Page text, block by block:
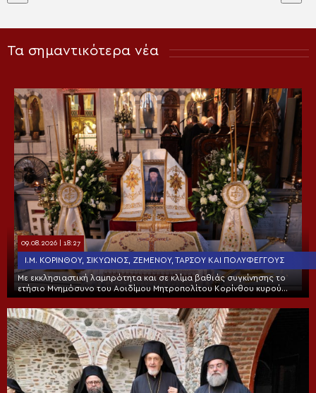
Τα σημαντικότερα νέα
09.08.2026 | 18:27
Ι.Μ. ΚΟΡΊΝΘΟΥ, ΣΙΚΥΏΝΟΣ, ΖΕΜΕΝΟΎ, ΤΑΡΣΟΎ ΚΑΙ ΠΟΛΥΦΈΓΓΟΥΣ
Με εκκλησιαστική λαμπρότητα και σε κλίμα βαθιάς συγκίνησης το
ετήσιο Μνημόσυνο του Αοιδίμου Μητροπολίτου Κορίνθου κυρού
Διονυσίου